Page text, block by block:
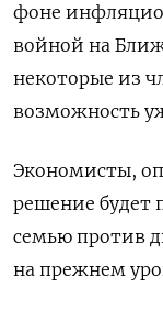
фоне
войной на
некоторые ​из
возможность
Экономисты,
решение ‌будет
семью ‌против
на прежнем